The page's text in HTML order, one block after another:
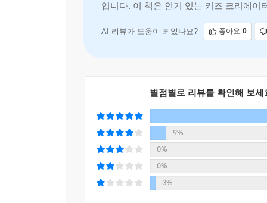
입니다. 이 책은 인기 있는 키즈 크리에
의 모험을 다루고 있습니다. 엉뚱한 성격
별점별로 리뷰를 확인해 보세
0%
0%